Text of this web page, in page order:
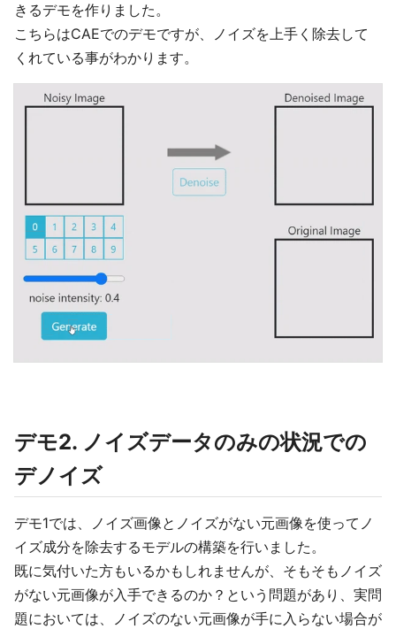
きるデモを作りました。
こちらはCAEでのデモですが、ノイズを上手く除去して
くれている事がわかります。
デモ2. ノイズデータのみの状況での
デノイズ
デモ1では、ノイズ画像とノイズがない元画像を使ってノ
イズ成分を除去するモデルの構築を行いました。
既に気付いた方もいるかもしれませんが、そもそもノイズ
がない元画像が入手できるのか？という問題があり、実問
題においては、ノイズのない元画像が手に入らない場合が